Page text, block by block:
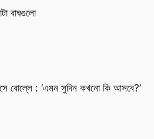
বাঘগুলো
বোল্লে : ‘এমন সুদিন কখনো কি আসবে?’